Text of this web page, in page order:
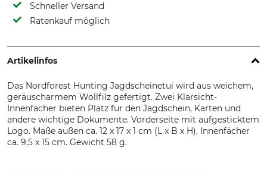
Schneller Versand
Ratenkauf möglich
Artikelinfos
Das Nordforest Hunting Jagdscheinetui wird aus weichem,
geräuscharmem Wollfilz gefertigt. Zwei Klarsicht-
Innenfächer bieten Platz für den Jagdschein, Karten und
andere wichtige Dokumente. Vorderseite mit aufgesticktem
Logo. Maße außen ca. 12 x 17 x 1 cm (L x B x H), Innenfächer
ca. 9,5 x 15 cm. Gewicht 58 g.